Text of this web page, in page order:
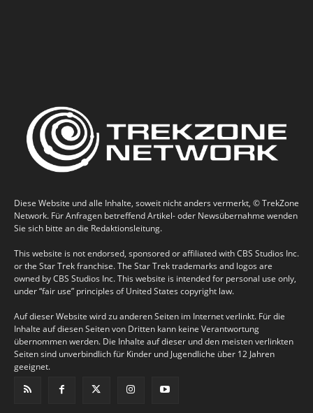
Diese Website und alle Inhalte, soweit nicht anders vermerkt, © TrekZone
Network. Für Anfragen betreffend Artikel- oder Newsübernahme wenden
Sie sich bitte an die Redaktionsleitung.
This website is not endorsed, sponsored or affiliated with CBS Studios Inc.
or the Star Trek franchise. The Star Trek trademarks and logos are
owned by CBS Studios Inc. This website is intended for personal use only,
under “fair use” principles of United States copyright law.
Auf dieser Website wird zu anderen Seiten im Internet verlinkt. Für die
Inhalte auf diesen Seiten von Dritten kann keine Verantwortung
übernommen werden. Die Inhalte auf dieser und den meisten verlinkten
Seiten sind unverbindlich für Kinder und Jugendliche über 12 Jahren
geeignet.